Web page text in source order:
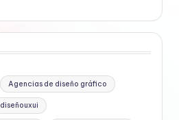
Agencias de diseño gráfico
diseñouxui